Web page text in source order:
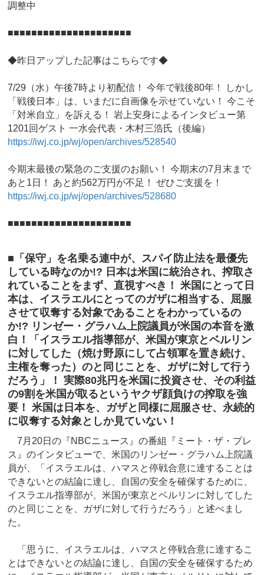
調整中
■■■■■■■■■■■■■■■■■■■■■
◆昨日アップした記事はこちらです◆
7/29（水）午後7時より初配信！ 今年で戦後80年！ しかし
「戦後日本」は、いまだに自画像を示せていない！ 今こそ
「対米自立」を訴える！ 岩上安身によるインタビュー第
1201回ゲスト 一水会代表・木村三浩氏（後編）
https://iwj.co.jp/wj/open/archives/528540
今期末最後の緊急のご支援のお願い！ 今期末の7月末まで
あと1日！ あと約562万円が不足！ ぜひご支援を！
https://iwj.co.jp/wj/open/archives/528680
■■■■■■■■■■■■■■■■■■■■■
■「保守」を名乗る連中が、スパイ防止法を最優先
している時なのか!? 日本は米国に統治され、搾取さ
れていることをまず、直視すべき！ 米国にとって日
本は、イスラエルにとってのガザに相当する、屈服
させて収奪する対象であることをわかっているの
か!? リンゼー・グラハム上院議員が米国の本音を激
白！「イスラエル指導部が、米国が東京とベルリン
に対してした（焼け野原にして占領軍を置き続け、
主権を奪った）のと同じことを、ガザに対して行う
だろう」！ 実際80兆円を米国に投資させ、その利益
の9割を米国が取るというヤクザ顔負けの搾取を強
要！ 米国は日本を、ガザと同様に屈服させ、永続的
に収奪する対象としか見ていない！
7月20日の『NBCニュース』の番組『ミート・ザ・プレ
ス』のインタビューで、米国のリンゼー・グラハム上院議
員が、「イスラエルは、ハマスと停戦合意に達することは
できないとの結論に達し、自国の安全を確保するために、
イスラエル指導部が、米国が東京とベルリンに対してした
のと同じことを、ガザに対して行うだろう」と述べまし
た。
「思うに、イスラエルは、ハマスと停戦合意に達するこ
とはできないとの結論に達し、自国の安全を確保するため